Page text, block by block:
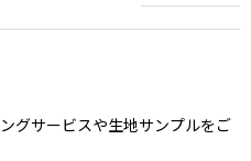
グサービスや生地サンプルをご